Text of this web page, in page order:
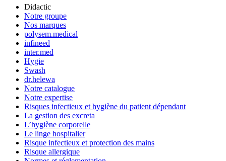
Didactic
Notre groupe
Nos marques
polysem.medical
infineed
inter.med
Hygie
Swash
dr.helewa
Notre catalogue
Notre expertise
Risques infectieux et hygiène du patient dépendant
La gestion des excreta
L’hygiène corporelle
Le linge hospitalier
Risque infectieux et protection des mains
Risque allergique